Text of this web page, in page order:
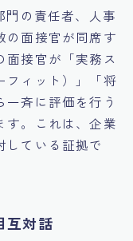
門の責任者、人事
の面接官が同席す
面接官が「実務ス
フィット）」「将
斉に評価を行う
す。これは、企業
している証拠で
互対話